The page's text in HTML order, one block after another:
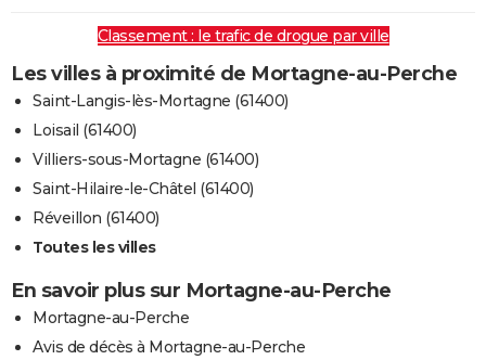
Classement : le trafic de drogue par ville
Les villes à proximité de Mortagne-au-Perche
Saint-Langis-lès-Mortagne (61400)
Loisail (61400)
Villiers-sous-Mortagne (61400)
Saint-Hilaire-le-Châtel (61400)
Réveillon (61400)
Toutes les villes
En savoir plus sur Mortagne-au-Perche
Mortagne-au-Perche
Avis de décès à Mortagne-au-Perche